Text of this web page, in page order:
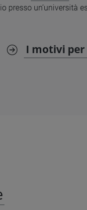
presso un’università
I motivi per